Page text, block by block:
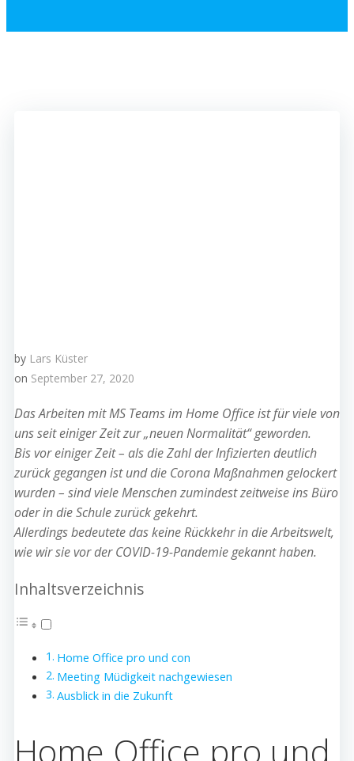
by Lars Küster
on September 27, 2020
Das Arbeiten mit MS Teams im Home Office ist für viele von
uns seit einiger Zeit zur „neuen Normalität“ geworden.
Bis vor einiger Zeit – als die Zahl der Infizierten deutlich
zurück gegangen ist und die Corona Maßnahmen gelockert
wurden – sind viele Menschen zumindest zeitweise ins Büro
oder in die Schule zurück gekehrt.
Allerdings bedeutete das keine Rückkehr in die Arbeitswelt,
wie wir sie vor der COVID-19-Pandemie gekannt haben.
Inhaltsverzeichnis
Home Office pro und con
Meeting Müdigkeit nachgewiesen
Ausblick in die Zukunft
Home Office pro und